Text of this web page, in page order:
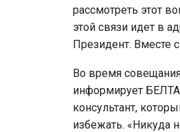
рассмотреть этот
этой связи идет в
Президент. Вместе
Во время
информирует
консультант,
избежать. «Никуда